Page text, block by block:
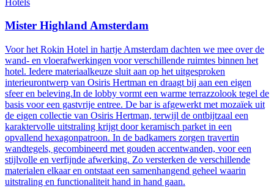
Mister Highland Amsterdam
Voor het Rokin Hotel in hartje Amsterdam dachten we mee over de
wand- en vloerafwerkingen voor verschillende ruimtes binnen het
hotel. Iedere materiaalkeuze sluit aan op het uitgesproken
interieurontwerp van Osiris Hertman en draagt bij aan een eigen
sfeer en beleving.In de lobby vormt een warme terrazzolook tegel de
basis voor een gastvrije entree. De bar is afgewerkt met mozaïek uit
de eigen collectie van Osiris Hertman, terwijl de ontbijtzaal een
karaktervolle uitstraling krijgt door keramisch parket in een
opvallend hexagonpatroon. In de badkamers zorgen travertin
wandtegels, gecombineerd met gouden accentwanden, voor een
stijlvolle en verfijnde afwerking. Zo versterken de verschillende
materialen elkaar en ontstaat een samenhangend geheel waarin
uitstraling en functionaliteit hand in hand gaan.